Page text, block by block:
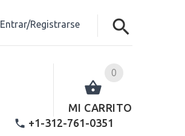
Entrar/Registrarse
0
MI CARRITO
+1-312-761-0351